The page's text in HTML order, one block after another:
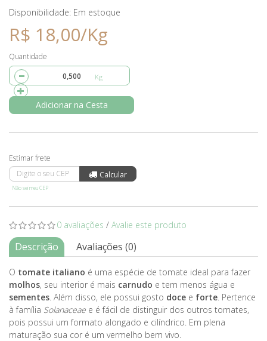
Disponibilidade: Em estoque
R$ 18,00/Kg
Quantidade
Adicionar na Cesta
Não sei meu CEP
0 avaliações / Avalie este produto
Descrição Avaliações (0)
O tomate italiano é uma espécie de tomate ideal para fazer
molhos, seu interior é mais carnudo e tem menos água e
sementes . Além disso, ele possui gosto doce e forte . Pertence
à família Solanaceae e é fácil de distinguir dos outros tomates,
pois possui um formato alongado e cilíndrico. Em plena
maturação sua cor é um vermelho bem vivo.